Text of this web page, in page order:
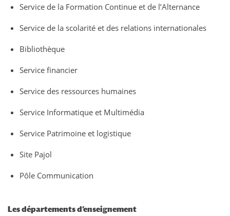
Service de la Formation Continue et de l’Alternance
Service de la scolarité et des relations internationales
Bibliothèque
Service financier
Service des ressources humaines
Service Informatique et Multimédia
Service Patrimoine et logistique
Site Pajol
Pôle Communication
Les départements d’enseignement